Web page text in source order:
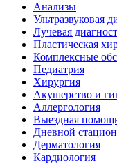
Анализы
Ультразвуковая
Лучевая
Пластическая
Комплексные
Педиатрия
Хирургия
Акушерство и
Аллергология
Выездная
Дневной
Дерматология
Кардиология